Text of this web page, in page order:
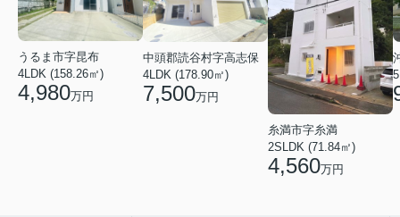
うるま市字昆布
4LDK (158.26㎡)
4,980万円
中頭郡読谷村字高志保
4LDK (178.90㎡)
7,500万円
糸満市字糸満
2SLDK (71.84㎡)
4,560万円